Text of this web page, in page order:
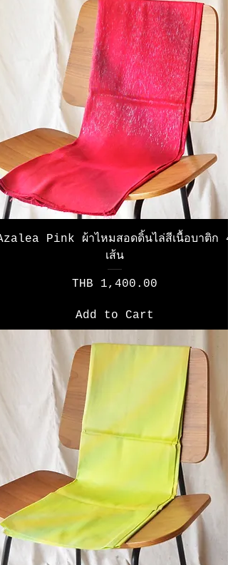
Pink ผ้าไหมสอดดิ้นไล่สีเนื้อบาติก 4
เส้น
Price
THB 1,400.00
Add to Cart